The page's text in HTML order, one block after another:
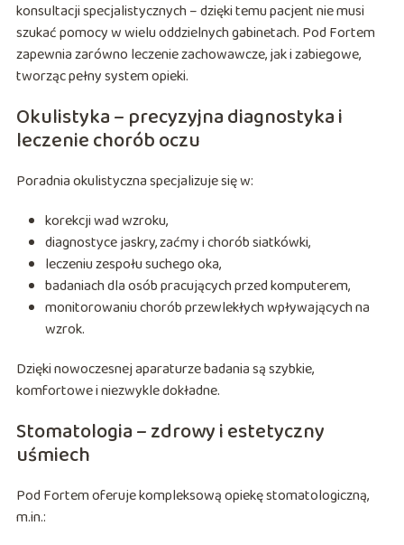
konsultacji specjalistycznych – dzięki temu pacjent nie musi
szukać pomocy w wielu oddzielnych gabinetach. Pod Fortem
zapewnia zarówno leczenie zachowawcze, jak i zabiegowe,
tworząc pełny system opieki.
Okulistyka – precyzyjna diagnostyka i
leczenie chorób oczu
Poradnia okulistyczna specjalizuje się w:
korekcji wad wzroku,
diagnostyce jaskry, zaćmy i chorób siatkówki,
leczeniu zespołu suchego oka,
badaniach dla osób pracujących przed komputerem,
monitorowaniu chorób przewlekłych wpływających na
wzrok.
Dzięki nowoczesnej aparaturze badania są szybkie,
komfortowe i niezwykle dokładne.
Stomatologia – zdrowy i estetyczny
uśmiech
Pod Fortem oferuje kompleksową opiekę stomatologiczną,
m.in.: